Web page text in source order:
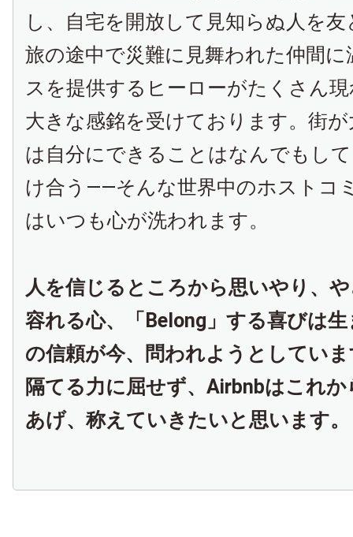
し、自宅を開放して見知らぬ人を
旅の途中で災難に見舞われた仲間
スを提供するヒーローがたくさん
大きな感銘を受けております。街
は自分にできることはなんでもし
け合う――そんな世界中のホストコ
はいつも心が洗われます。
人を信じるところから思いやり、
容れる心、「Belong」する喜びは
の信頼が今、問われようとしてい
隔てる力に屈せず、Airbnbはこれ
あげ、称えていきたいと思います。